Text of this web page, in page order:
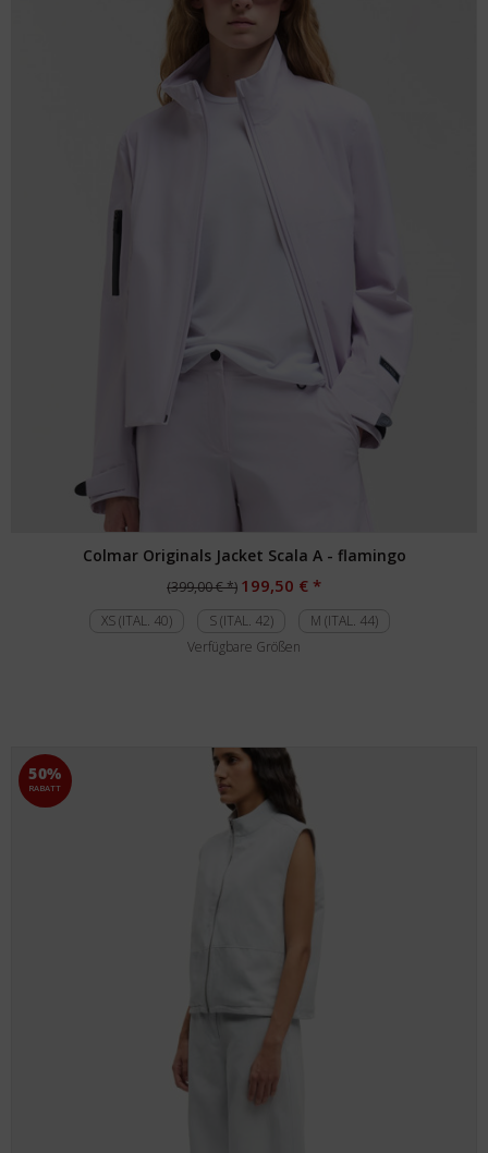
Colmar Originals Jacket Scala A - flamingo
(399,00 € *) 199,50 € *
XS (ITAL. 40) S (ITAL. 42)
M (ITAL. 44)
Verfügbare Größen
50%
RABATT